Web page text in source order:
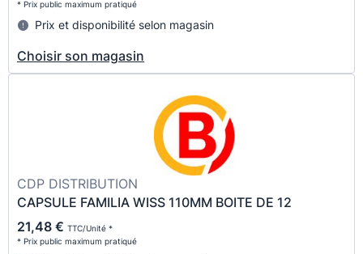
* Prix public maximum pratiqué
Prix et disponibilité selon magasin
Choisir son magasin
CDP DISTRIBUTION
CAPSULE FAMILIA WISS 110MM BOITE DE 12
21,48 € TTC/Unité *
* Prix public maximum pratiqué